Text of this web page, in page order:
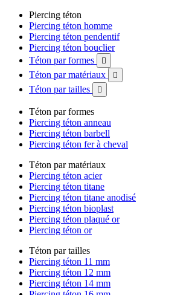
Piercing téton
Piercing téton homme
Piercing téton pendentif
Piercing téton bouclier
Téton par formes

Téton par matériaux 
Téton par tailles 
Téton par formes
Piercing téton anneau
Piercing téton barbell
Piercing téton fer à cheval
Téton par matériaux
Piercing téton acier
Piercing téton titane
Piercing téton titane anodisé
Piercing téton bioplast
Piercing téton plaqué or
Piercing téton or
Téton par tailles
Piercing téton 11 mm
Piercing téton 12 mm
Piercing téton 14 mm